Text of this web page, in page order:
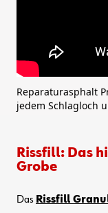
Reparaturasphalt
jedem Schlagloch
Rissfill: Das
Grobe
Das Rissfill